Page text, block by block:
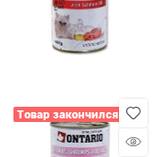
Товар закончился